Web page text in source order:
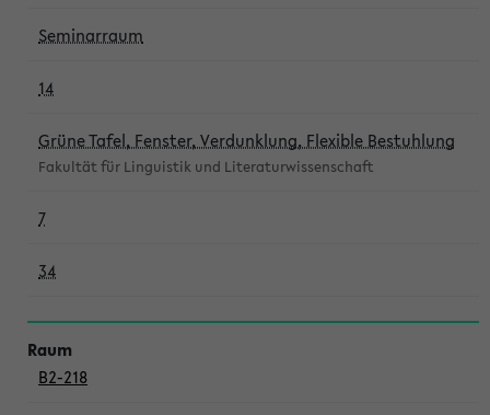
Seminarraum
14
Grüne Tafel, Fenster, Verdunklung, Flexible Bestuhlung
Fakultät für Linguistik und Literaturwissenschaft
7
34
B2-218